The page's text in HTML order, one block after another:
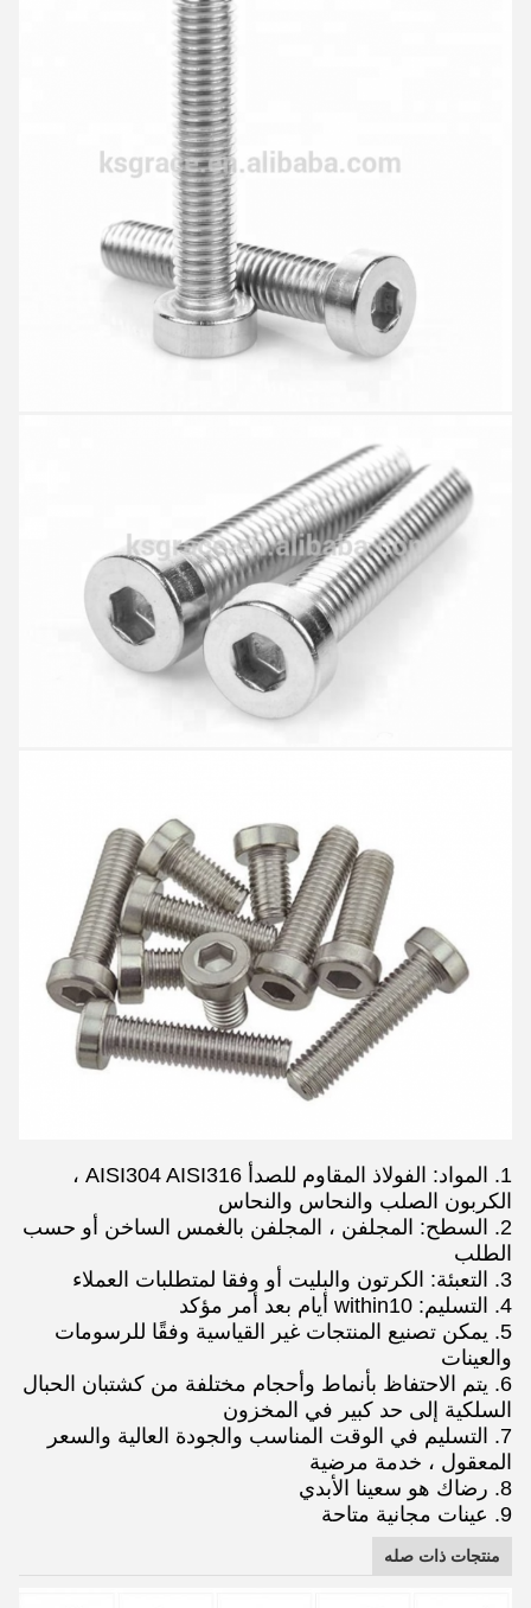
1. المواد: الفولاذ المقاوم للصدأ AISI304 AISI316 ،
الكربون الصلب والنحاس والنحاس
2. السطح: المجلفن ، المجلفن بالغمس الساخن أو حسب
الطلب
3. التعبئة: الكرتون والبليت أو وفقا لمتطلبات العملاء
4. التسليم: within10 أيام بعد أمر مؤكد
5. يمكن تصنيع المنتجات غير القياسية وفقًا للرسومات
والعينات
6. يتم الاحتفاظ بأنماط وأحجام مختلفة من كشتبان الحبال
السلكية إلى حد كبير في المخزون
7. التسليم في الوقت المناسب والجودة العالية والسعر
المعقول ، خدمة مرضية
8. رضاك ​​هو سعينا الأبدي
9. عينات مجانية متاحة
منتجات ذات صله